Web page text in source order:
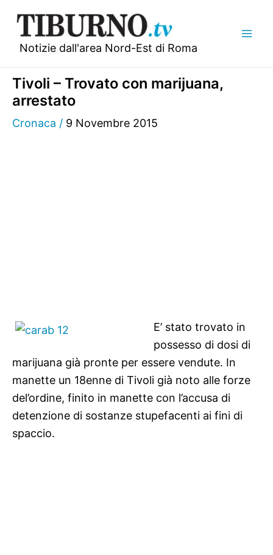
contenuto
Notizie dall'area Nord-Est di Roma
Tivoli – Trovato con marijuana,
arrestato
Cronaca / 9 Novembre 2015
E’ stato trovato in
possesso di dosi di
marijuana già pronte per essere vendute. In
manette un 18enne di Tivoli già noto alle forze
del’ordine, finito in manette con l’accusa di
detenzione di sostanze stupefacenti ai fini di
spaccio.